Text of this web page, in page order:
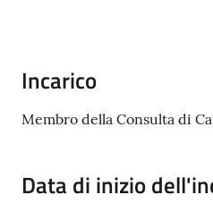
Amministrazione
Trasparente
Incarico
Membro della Consulta di
Data di inizio